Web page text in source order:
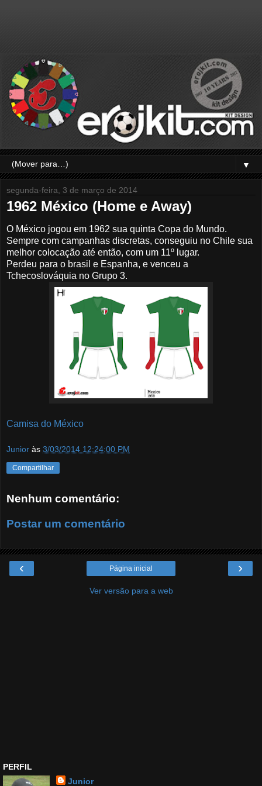
▼
segunda-feira, 3 de março de 2014
1962 México (Home e Away)
O México jogou em 1962 sua quinta Copa do Mundo.
Sempre com campanhas discretas, conseguiu no Chile sua
melhor colocação até então, com um 11º lugar.
Perdeu para o brasil e Espanha, e venceu a
Tchecoslováquia no Grupo 3.
Camisa do México
Junior às 3/03/2014 12:24:00 PM
Compartilhar
Nenhum comentário:
Postar um comentário
‹ ›
Página inicial
Ver versão para a web
PERFIL
Junior